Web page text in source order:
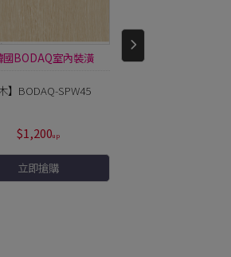
國BODAQ室內裝潢
木】BODAQ-SPW45
$1,200
立即搶購